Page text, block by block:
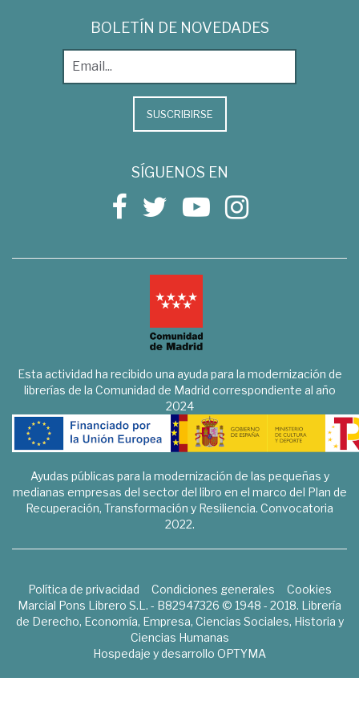
BOLETÍN DE NOVEDADES
SUSCRIBIRSE
SÍGUENOS EN
Esta actividad ha recibido una ayuda para la modernización de
librerías de la Comunidad de Madrid correspondiente al año
2024
Ayudas públicas para la modernización de las pequeñas y
medianas empresas del sector del libro en el marco del Plan de
Recuperación, Transformación y Resiliencia. Convocatoria
2022.
Política de privacidad Condiciones generales
Cookies
Marcial Pons Librero S.L. - B82947326 © 1948 - 2018. Librería
de Derecho, Economía, Empresa, Ciencias Sociales, Historia y
Ciencias Humanas
Hospedaje y desarrollo OPTYMA